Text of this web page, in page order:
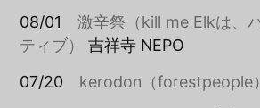
08/01激辛祭（kill me Elkは、
ティブ）
吉祥寺 NEPO
07/20 kerodon（forestpeople）